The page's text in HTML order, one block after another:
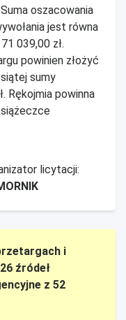
oszacowania
jest równa
039,00 zł.
powinien złożyć
sumy
Rękojmia powinna
licytacji:
i
źródeł
z 52